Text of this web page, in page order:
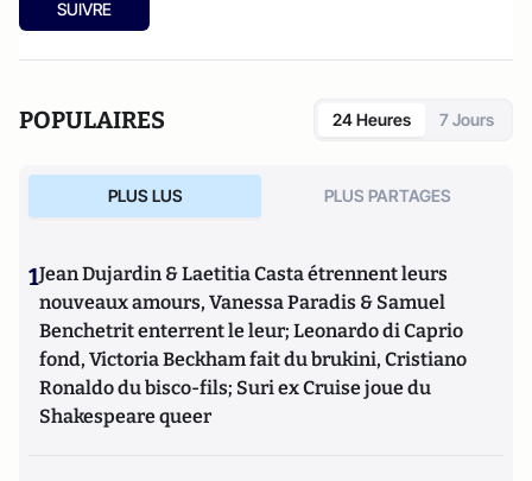
SUIVRE
POPULAIRES 24 Heures 7 Jours
PLUS LUS PLUS PARTAGES
1Jean Dujardin & Laetitia Casta étrennent leurs
nouveaux amours, Vanessa Paradis & Samuel
Benchetrit enterrent le leur; Leonardo di Caprio
fond, Victoria Beckham fait du brukini, Cristiano
Ronaldo du bisco-fils; Suri ex Cruise joue du
Shakespeare queer